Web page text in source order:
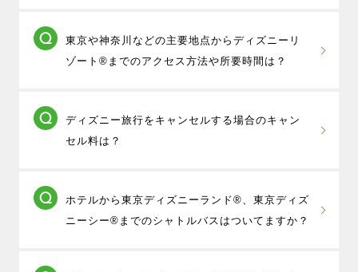
ィズニーシー®に行く場合には、乗換不要のリムジン
バスがおすすめです。
それ以外の時間帯でも20分間隔で運行しています。 所
要時間は羽田空港第1ターミナルから東京ディズニーラ
東京や神奈川などの主要地点からディズニーリ
ゾート®までのアクセス方法や所要時間は？
です。
羽田空港：約45分
東京駅：約25分
横浜駅：約50分
ディズニー旅行をキャンセルする場合のキャン
セル料は？
が、MY-TRIP会員特典として、支払ったキャンセル料
を全額ポイントで還元する「 安心キャンセルサポー
ホテルから東京ディズニーランド®、東京ディズ
ニーシー®までのシャトルバスはついてますか？